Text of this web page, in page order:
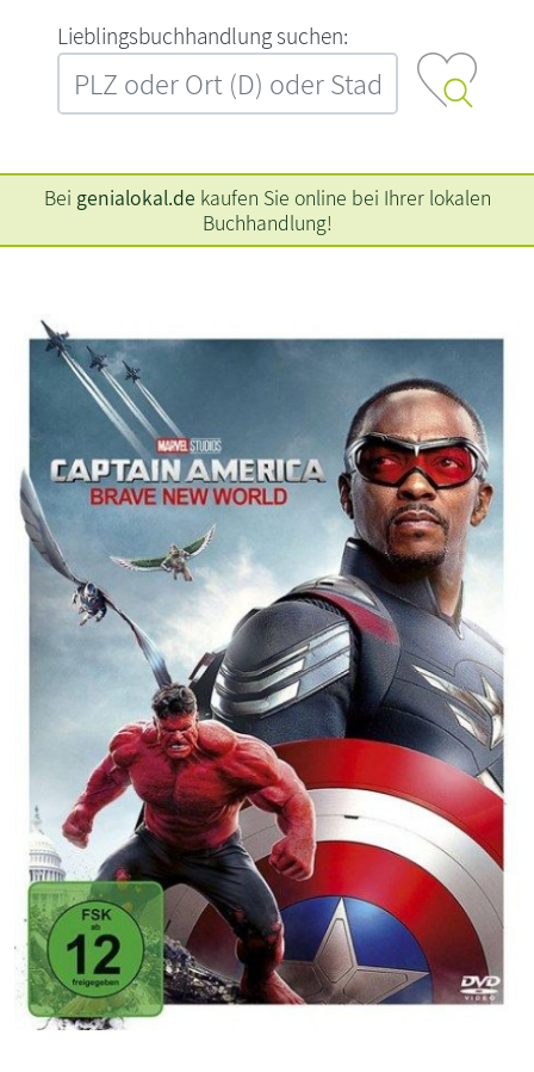
L‍i‍e‍b‍l‍i‍n‍g‍s‍b‍u‍c‍h‍h‍a‍n‍d‍l‍u‍n‍g‍ ‍s‍u‍c‍h‍e‍n‍:‍
Bei genialokal.de kaufen Sie online bei Ihrer lokalen
Buchhandlung!